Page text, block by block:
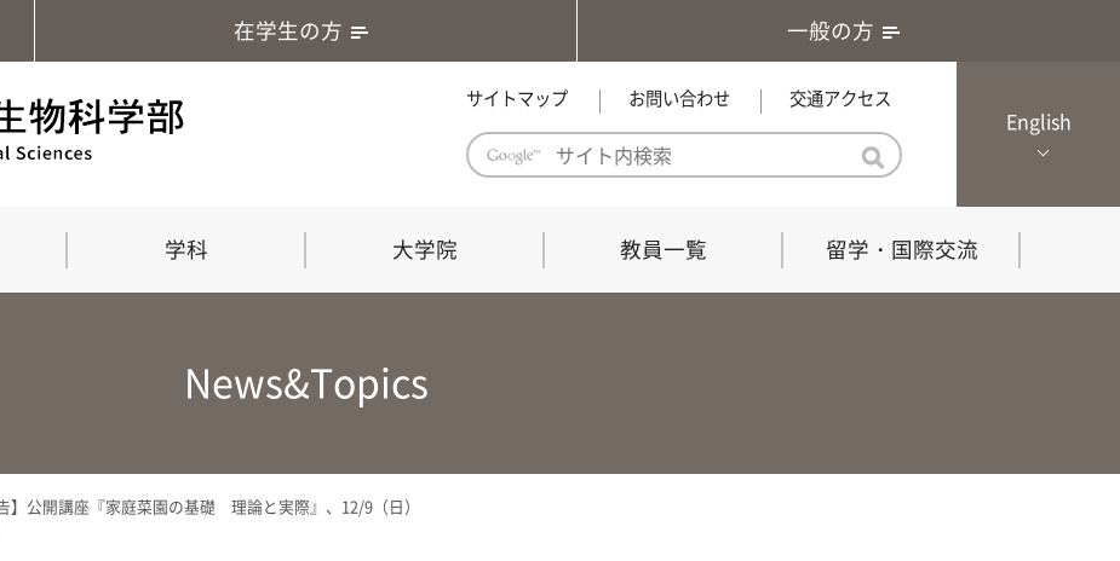
在学生の方 一般の方
サイトマップ お問い合わせ 交通アクセス
English
教育理念・教育目標
「専門的能力の要素」「達成すべき
水準」「評価方法」
学科の教育における３つの方針と専
学科
農生命科学科 生物圏環境学科
大学院
連合獣医学研究科（博士課程）
教員一覧 留学・国際交流
News&Topics
】公開講座『家庭菜園の基礎 理論と実際』、12/9（日）